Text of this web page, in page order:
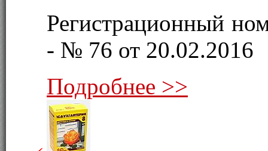
Регистрационный
- № 76 от 20.02.2016
Подробнее >>